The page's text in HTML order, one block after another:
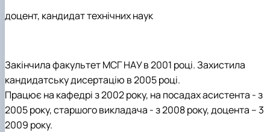
доцент, кандидат технічних наук
Закінчила факультет МСГ НАУ в 2001 році. Захистила
кандидатську дисертацію в 2005 році.
Працює на кафедрі з 2002 року, на посадах асистента - з
2005 року, старшого викладача - з 2008 року, доцента – 3
2009 року.